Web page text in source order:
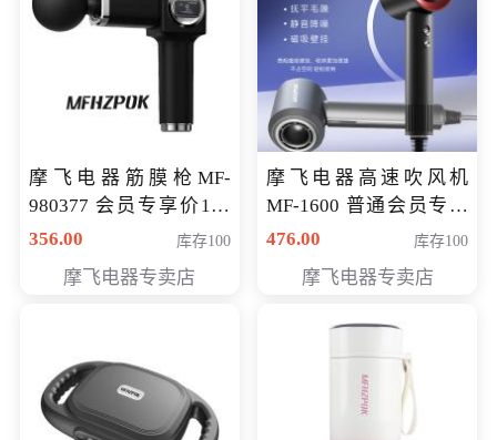
摩飞电器筋膜枪MF-
980377 会员专享价199
元
356.00 库存100
摩飞电器专卖店
摩飞电器高速吹风机
MF-1600 普通会员专享
价298元
476.00 库存100
摩飞电器专卖店